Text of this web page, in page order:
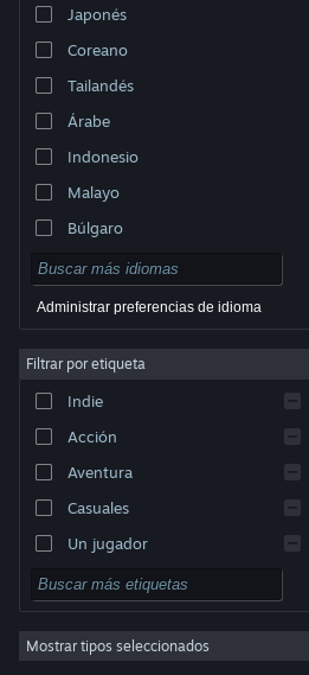
Obtener la aplicación de Steam Mobile
Ver versión clásica
© Valve Corporation. Todos los derechos reservados.
Todas las marcas registradas pertenecen a sus
respectivos dueños en EE. UU. y otros países.Política
de Privacidad|Información legal|Accesibilidad|
Cookies
Japonés
Coreano
Tailandés
Árabe
Indonesio
Malayo
Búlgaro
Checo
Danés
Alemán
Inglés
Español (España)
Griego
Administrar preferencias de idioma
Filtrar por etiqueta
Indie
Acción
Aventura
Casuales
Un jugador
Simuladores
Rol
Estrategia
Mostrar tipos seleccionados